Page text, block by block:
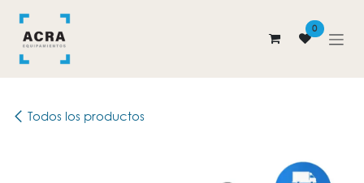
0
Todos los productos